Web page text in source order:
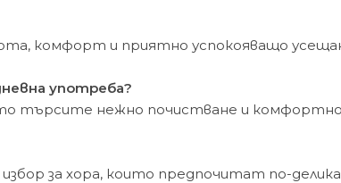
комфорт и приятно успокояващо
употреба?
търсите нежно почистване и комфортно
за хора, които предпочитат по-